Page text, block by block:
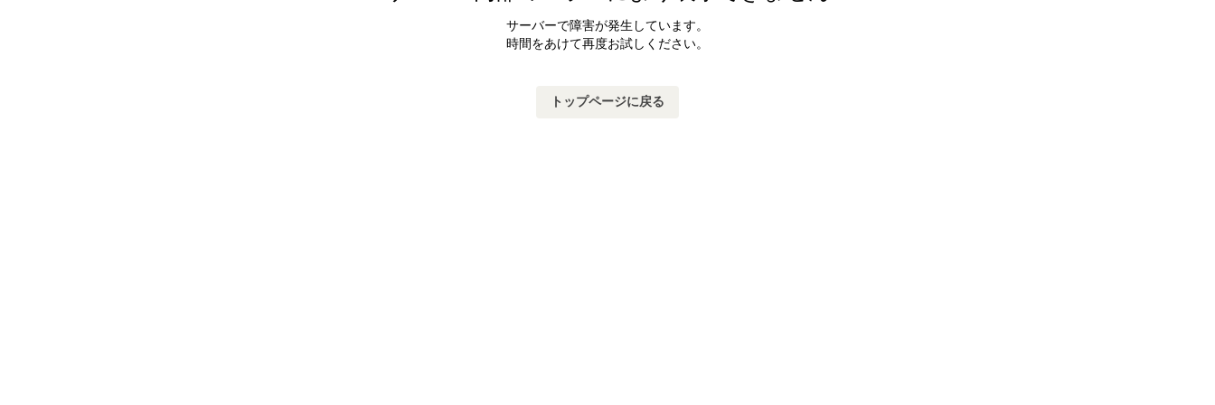
サーバーで障害が発生しています。
時間をあけて再度お試しください。
トップページに戻る